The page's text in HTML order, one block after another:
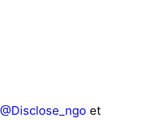
@Disclose_ngo et